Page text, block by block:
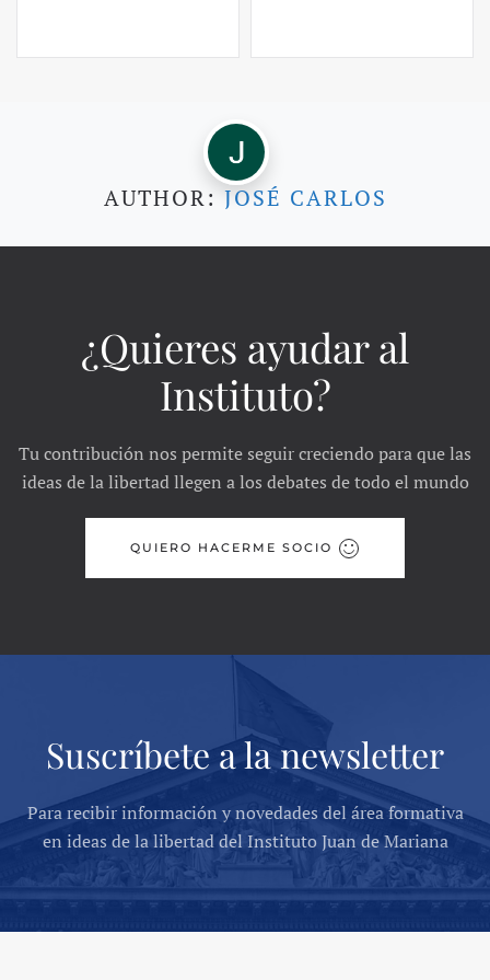
AUTHOR: JOSÉ CARLOS
¿Quieres ayudar al
Instituto?
Tu contribución nos permite seguir creciendo para que las
ideas de la libertad llegen a los debates de todo el mundo
QUIERO HACERME SOCIO
Suscríbete a la newsletter
Para recibir información y novedades del área formativa
en ideas de la libertad del Instituto Juan de Mariana